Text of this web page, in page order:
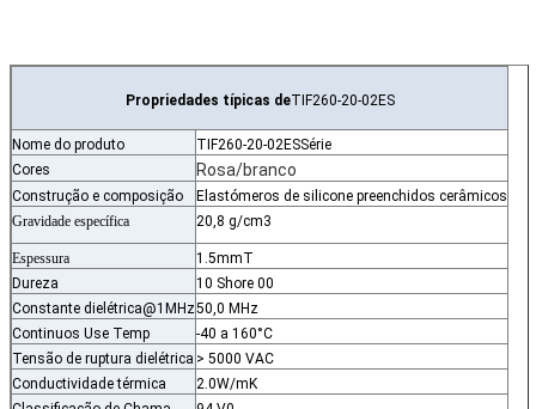
Propriedades típicas deTIF260-20-02ES
Nome do produto TIF260-20-02ESSérie
Cores
Rosa/branco
Construção e composição
Elastómeros de silicone preenchidos cerâmicos
Gravidade específica
20,8 g/cm3
Espessura
1.5mmT
Dureza
10 Shore 00
Constante dielétrica@1MHz50,0 MHz
Continuos Use Temp
-40 a 160°C
Tensão de ruptura dielétrica > 5000 VAC
Conductividade térmica
2.0W/mK